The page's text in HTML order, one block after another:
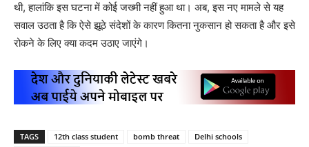
थी, हालांकि इस घटना में कोई जख्मी नहीं हुआ था। अब, इस नए मामले से यह
सवाल उठता है कि ऐसे झूठे संदेशों के कारण कितना नुकसान हो सकता है और इसे
रोकने के लिए क्या कदम उठाए जाएंगे।
TAGS 12th class student bomb threat
Delhi schools